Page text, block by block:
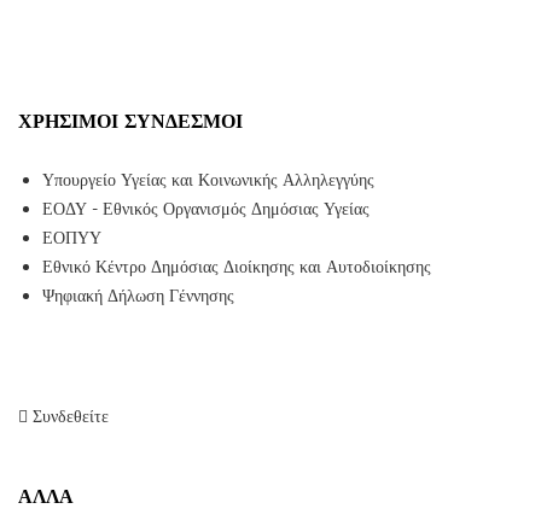
ΧΡΉΣΙΜΟΙ ΣΎΝΔΕΣΜΟΙ
Υπουργείο Υγείας και Κοινωνικής Αλληλεγγύης
ΕΟΔΥ - Εθνικός Οργανισμός Δημόσιας Υγείας
ΕΟΠΥΥ
Εθνικό Κέντρο Δημόσιας Διοίκησης και Αυτοδιοίκησης
Ψηφιακή Δήλωση Γέννησης
Συνδεθείτε
ΑΛΛΑ